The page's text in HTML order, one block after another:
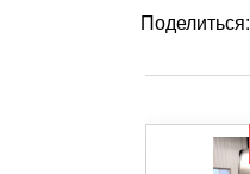
Поделиться: